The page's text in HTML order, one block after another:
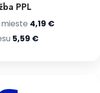
PPL
4,19 €
5,59 €